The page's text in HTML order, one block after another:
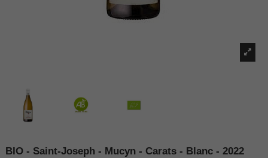
BIO - Saint-Joseph - Mucyn - Carats - Blanc - 2022